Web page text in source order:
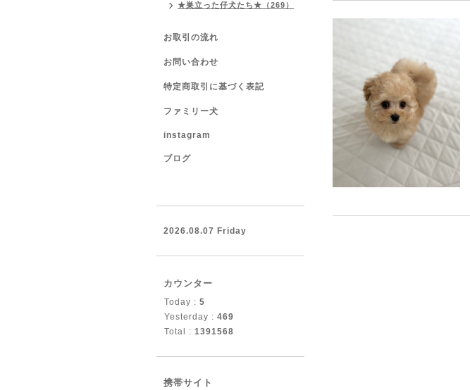
★巣立った仔犬たち★（269）
お取引の流れ
お問い合わせ
特定商取引に基づく表記
ファミリー犬
instagram
ブログ
2026.08.07 Friday
カウンター
Today : 5
Yesterday : 469
Total : 1391568
携帯サイト